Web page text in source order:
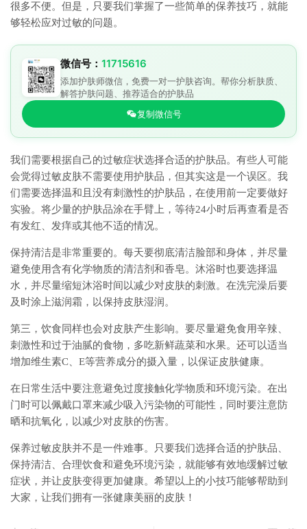
很多不便。但是，只要我们掌握了一些简单的保养技巧，就能
够轻松应对过敏的问题。
微信号： 11715616
添加护肤师微信，免费一对一护肤咨询。帮你分析肤质、
解答护肤问题、推荐适合的护肤品
复制微信号
我们需要根据自己的过敏症状选择合适的护肤品。有些人可能
会觉得过敏皮肤不需要使用护肤品，但其实这是一个误区。我
们需要选择温和且没有刺激性的护肤品，在使用前一定要做好
实验。将少量的护肤品涂在手臂上，等待24小时后再查看是否
有发红、发痒或其他不适的情况。
保持清洁是非常重要的。每天要彻底清洁脸部和身体，并尽量
避免使用含有化学物质的清洁剂和香皂。沐浴时也要选择温
水，并尽量缩短沐浴时间以减少对皮肤的刺激。在洗完澡后要
及时涂上滋润霜，以保持皮肤湿润。
第三，饮食同样也会对皮肤产生影响。要尽量避免食用辛辣、
刺激性和过于油腻的食物，多吃新鲜蔬菜和水果。还可以适当
增加维生素C、E等营养成分的摄入量，以保证皮肤健康。
在日常生活中要注意避免过度接触化学物质和环境污染。在出
门时可以佩戴口罩来减少吸入污染物的可能性，同时要注意防
晒和抗氧化，以减少对皮肤的伤害。
保养过敏皮肤并不是一件难事。只要我们选择合适的护肤品、
保持清洁、合理饮食和避免环境污染，就能够有效地缓解过敏
症状，并让皮肤变得更加健康。希望以上的小技巧能够帮助到
大家，让我们拥有一张健康美丽的皮肤！